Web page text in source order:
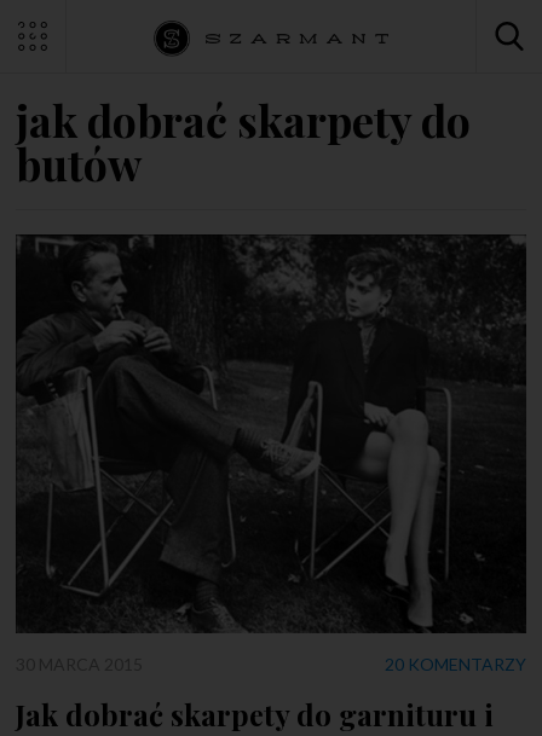
jak dobrać skarpety do
butów
20 KOMENTARZY
Jak dobrać skarpety do garnituru i